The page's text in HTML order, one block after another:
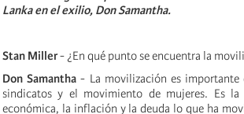
Lanka en el exilio, Don Samantha.
Stan Miller- ¿En qué punto se encuentra la
Don Samantha- La movilización es
sindicatos y el movimiento de mujeres. Es
económica, la inflación y la deuda lo que ha